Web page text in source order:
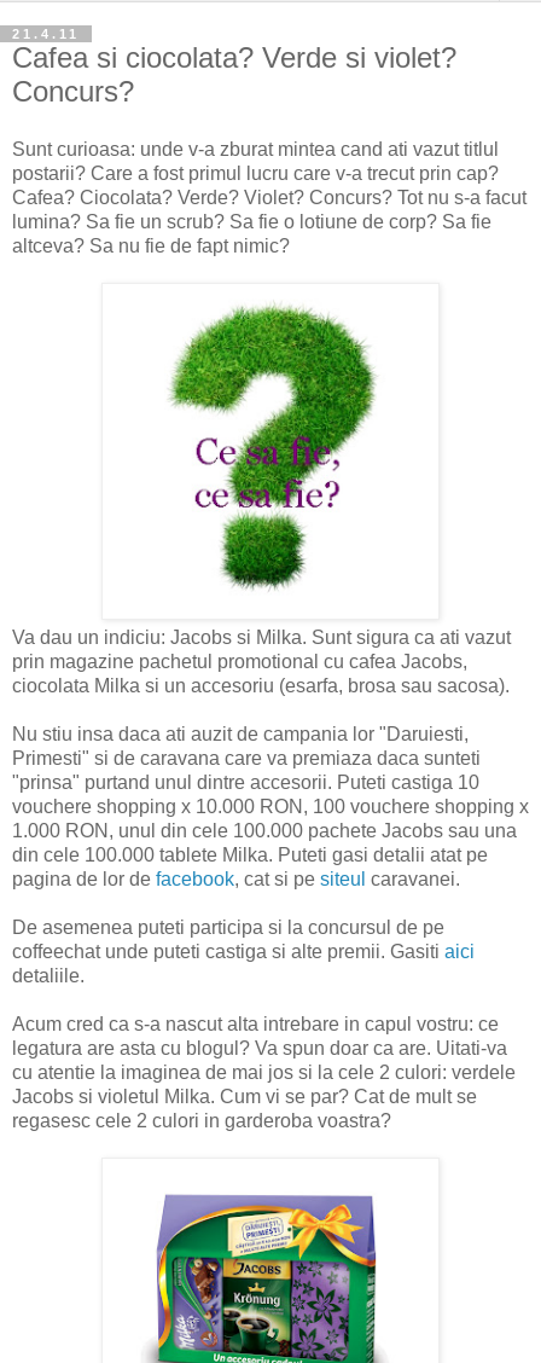
21.4.11
Cafea si ciocolata? Verde si violet?
Concurs?
Sunt curioasa: unde v-a zburat mintea cand ati vazut titlul
postarii? Care a fost primul lucru care v-a trecut prin cap?
Cafea? Ciocolata? Verde? Violet? Concurs? Tot nu s-a facut
lumina? Sa fie un scrub? Sa fie o lotiune de corp? Sa fie
altceva? Sa nu fie de fapt nimic?
Va dau un indiciu: Jacobs si Milka. Sunt sigura ca ati vazut
prin magazine pachetul promotional cu cafea Jacobs,
ciocolata Milka si un accesoriu (esarfa, brosa sau sacosa).
Nu stiu insa daca ati auzit de campania lor "Daruiesti,
Primesti" si de caravana care va premiaza daca sunteti
"prinsa" purtand unul dintre accesorii. Puteti castiga 10
vouchere shopping x 10.000 RON, 100 vouchere shopping x
1.000 RON, unul din cele 100.000 pachete Jacobs sau una
din cele 100.000 tablete Milka. Puteti gasi detalii atat pe
pagina de lor de facebook, cat si pe siteul caravanei.
De asemenea puteti participa si la concursul de pe
coffeechat unde puteti castiga si alte premii. Gasiti aici
detaliile.
Acum cred ca s-a nascut alta intrebare in capul vostru: ce
legatura are asta cu blogul? Va spun doar ca are. Uitati-va
cu atentie la imaginea de mai jos si la cele 2 culori: verdele
Jacobs si violetul Milka. Cum vi se par? Cat de mult se
regasesc cele 2 culori in garderoba voastra?